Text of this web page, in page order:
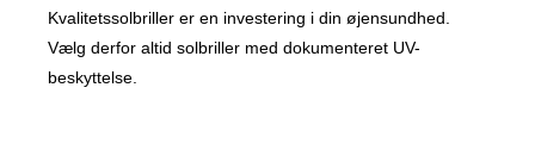
Kvalitetssolbriller er en investering i din øjensundhed.
Vælg derfor altid solbriller med dokumenteret UV-
beskyttelse.